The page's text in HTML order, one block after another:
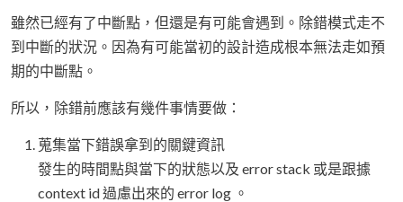
雖然已經有了中斷點，但還是有可能會遇到。除錯模式走不
到中斷的狀況。因為有可能當初的設計造成根本無法走如預
期的中斷點。
所以，除錯前應該有幾件事情要做：
蒐集當下錯誤拿到的關鍵資訊
發生的時間點與當下的狀態以及 error stack 或是跟據
context id 過慮出來的 error log 。